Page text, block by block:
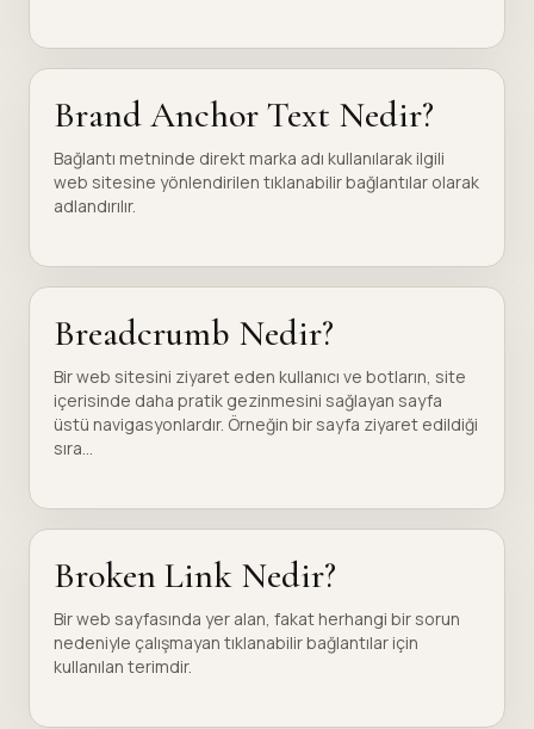
Brand Anchor Text Nedir?
Bağlantı metninde direkt marka adı kullanılarak ilgili
web sitesine yönlendirilen tıklanabilir bağlantılar olarak
adlandırılır.
Breadcrumb Nedir?
Bir web sitesini ziyaret eden kullanıcı ve botların, site
içerisinde daha pratik gezinmesini sağlayan sayfa
üstü navigasyonlardır. Örneğin bir sayfa ziyaret edildiği
sıra...
Broken Link Nedir?
Bir web sayfasında yer alan, fakat herhangi bir sorun
nedeniyle çalışmayan tıklanabilir bağlantılar için
kullanılan terimdir.